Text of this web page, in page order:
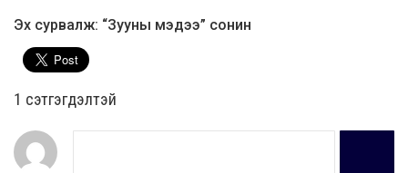
Эх сурвалж: “Зууны мэдээ” сонин
1 сэтгэгдэлтэй